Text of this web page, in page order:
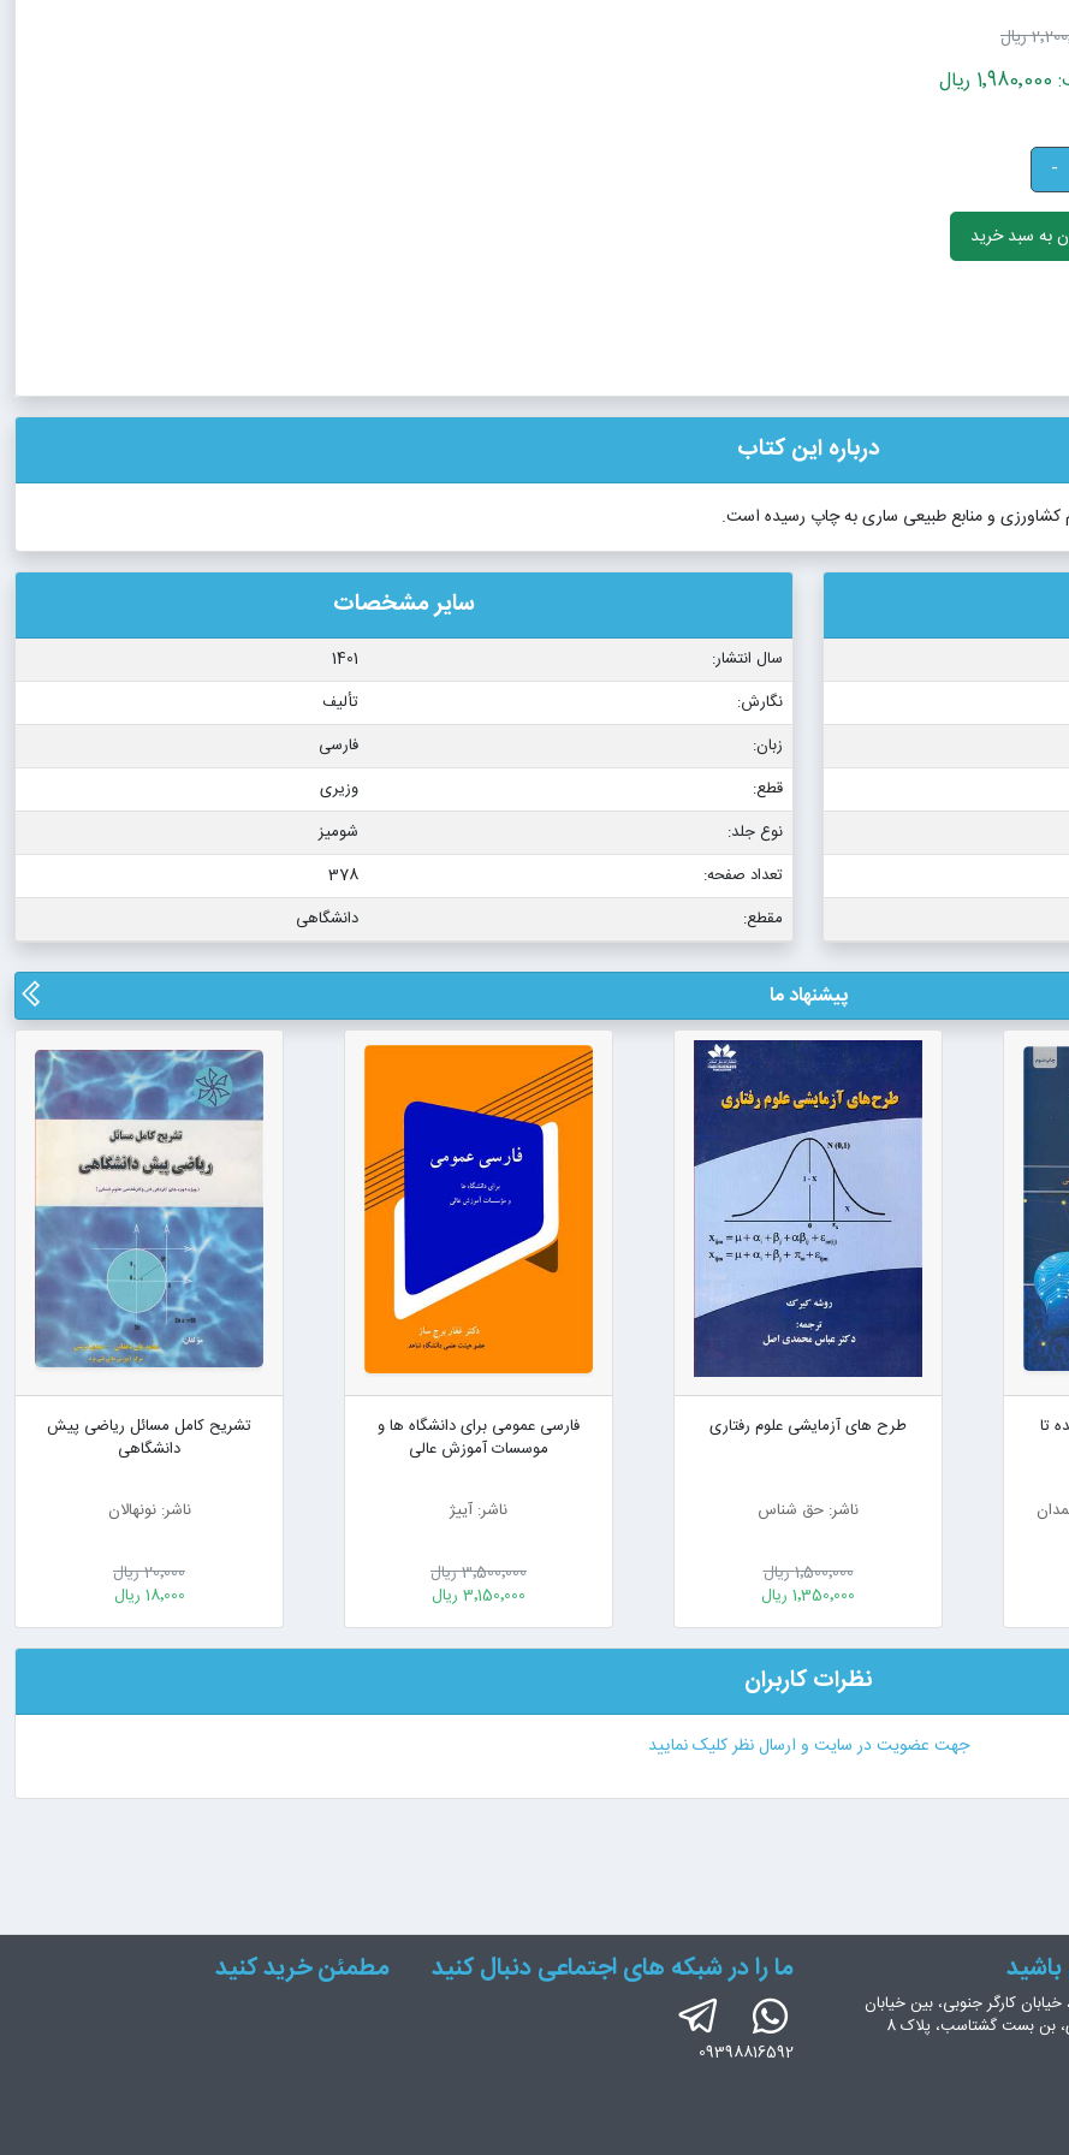
ریال
-
به سبد خرید
درباره این کتاب
کشاورزی و منابع طبیعی ساری به چاپ رسیده است.
سایر مشخصات
سال انتشار:
1401
نگارش:
تألیف
زبان:
فارسی
قطع:
وزیری
نوع جلد:
شومیز
تعداد صفحه:
378
مقطع:
دانشگاهی
پیشنهاد ما
تا
طرح های آزمایشی علوم رفتاری
ناشر: حق شناس
1٬500٬000 ریال
1٬350٬000 ریال
فارسی عمومی برای دانشگاه ها و
موسسات آموزش عالی
ناشر: آییژ
3٬500٬000 ریال
3٬150٬000 ریال
تشریح کامل مسائل ریاضی پیش
دانشگاهی
ناشر: نونهالان
20٬000 ریال
18٬000 ریال
نظرات کاربران
جهت عضویت در سایت و ارسال نظر کلیک نمایید
خیابان کارگر جنوبی، بین خیابان
بن بست گشتاسب، پلاک 8
ما را در شبکه های اجتماعی دنبال کنید
09398816592
مطمئن خرید کنید